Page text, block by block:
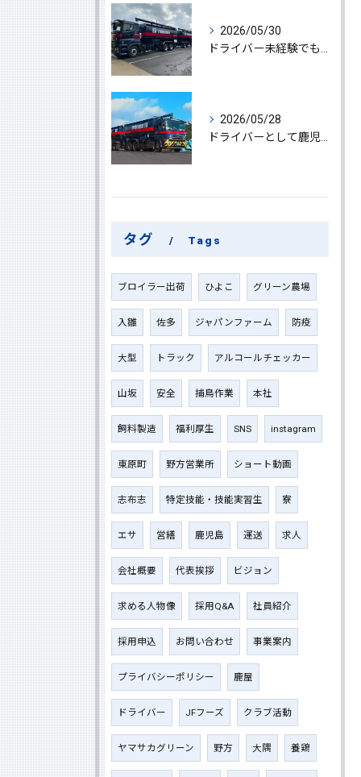
2026/05/30
2026/05/28
タグ Tags
ブロイラー出荷 ひよこ グリーン農場
入雛 佐多 ジャパンファーム 防疫
大型 トラック アルコールチェッカー
山坂 安全 捕鳥作業 本社
飼料製造 福利厚生 SNS instagram
東原町 野方営業所 ショート動画
志布志 特定技能・技能実習生 寮
エサ 営繕 鹿児島 運送 求人
会社概要 代表挨拶 ビジョン
求める人物像 採用Q&A 社員紹介
採用申込 お問い合わせ 事業案内
プライバシーポリシー 鹿屋
ドライバー JFフーズ クラブ活動
ヤマサカグリーン 野方 大隅 養鶏